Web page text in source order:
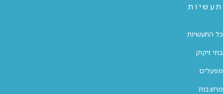
תעשיות
כל התעשיות
בתי זיקוק
מפעלים
מחצבות